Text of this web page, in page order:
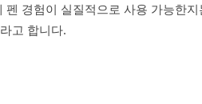
경험이 실질적으로 사용 가능한
고 합니다.